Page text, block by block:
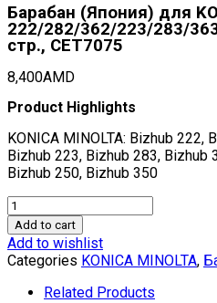
Барабан (Япония) для
222/282/362/223/283/
стр., CET7075
8,400AMD
Product Highlights
KONICA MINOLTA: Bizhub 222,
Bizhub 223, Bizhub 283, Bizhub
Bizhub 250, Bizhub 350
Барабан
(Япония)
для
KONICA
MINOLTA
Bizhub
Add to cart
Add to wishlist
Categories KONICA MINOLTA,
Related Products